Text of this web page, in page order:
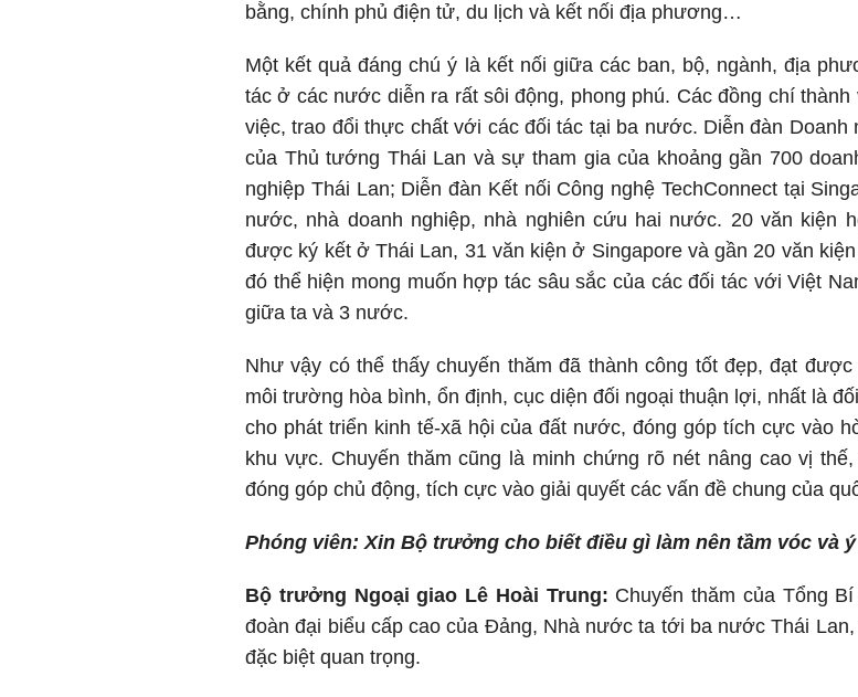
bằng, chính phủ điện tử, du lịch và kết nối địa phương…
Một kết quả đáng chú ý là kết nối giữa các ban, bộ, ngành, địa
tác ở các nước diễn ra rất sôi động, phong phú. Các đồng chí
việc, trao đổi thực chất với các đối tác tại ba nước. Diễn đàn
của Thủ tướng Thái Lan và sự tham gia của khoảng gần 700
nghiệp Thái Lan; Diễn đàn Kết nối Công nghệ TechConnect tại
nước, nhà doanh nghiệp, nhà nghiên cứu hai nước. 20 văn kiện
được ký kết ở Thái Lan, 31 văn kiện ở Singapore và gần 20 văn
đó thể hiện mong muốn hợp tác sâu sắc của các đối tác với Việt
giữa ta và 3 nước.
Như vậy có thể thấy chuyến thăm đã thành công tốt đẹp, đạt
môi trường hòa bình, ổn định, cục diện đối ngoại thuận lợi, nhất là
cho phát triển kinh tế-xã hội của đất nước, đóng góp tích cực vào
khu vực. Chuyến thăm cũng là minh chứng rõ nét nâng cao vị
đóng góp chủ động, tích cực vào giải quyết các vấn đề chung của
Phóng viên: Xin Bộ trưởng cho biết điều gì làm nên tầm vóc và
Bộ trưởng Ngoại giao Lê Hoài Trung: Chuyến thăm của Tổng
đoàn đại biểu cấp cao của Đảng, Nhà nước ta tới ba nước Thái
đặc biệt quan trọng.